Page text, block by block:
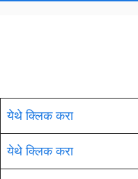
येथे क्लिक करा
येथे क्लिक करा